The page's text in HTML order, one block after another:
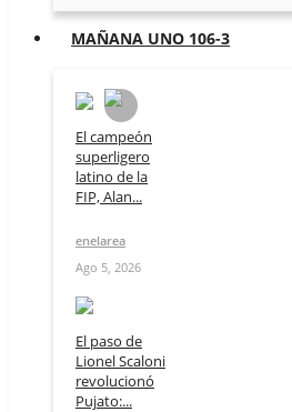
MAÑANA UNO 106-3
El campeón
superligero
latino de la
FIP, Alan...
enelarea
Ago 5, 2026
El paso de
Lionel Scaloni
revolucionó
Pujato:...